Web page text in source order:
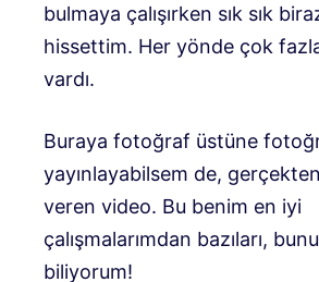
bulmaya çalışırken sık sık
hissettim. Her yönde çok
vardı.
Buraya fotoğraf üstüne
yayınlayabilsem de, gerçekten
veren video. Bu benim en iyi
çalışmalarımdan bazıları,
biliyorum!